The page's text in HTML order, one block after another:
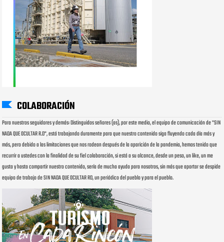
COLABORACIÓN
Para nuestros seguidores y demás: Distinguidos señores (as), por este medio, el equipo de comunicación de "SIN
NADA QUE OCULTAR R.D", está trabajando duramente para que nuestro contenido siga fluyendo cada día más y
más, pero debido a las limitaciones que nos rodean después de la aparición de la pandemia, hemos tenido que
recurrir a ustedes con la finalidad de su fiel colaboración, si está a su alcance, desde un peso, un like, un me
gusta y hasta compartir nuestro contenido, sería de mucha ayuda para nosotros, sin más que aportar se despide
equipo de trabajo de SIN NADA QUE OCULTAR RD, un periódico del pueblo y para el pueblo.